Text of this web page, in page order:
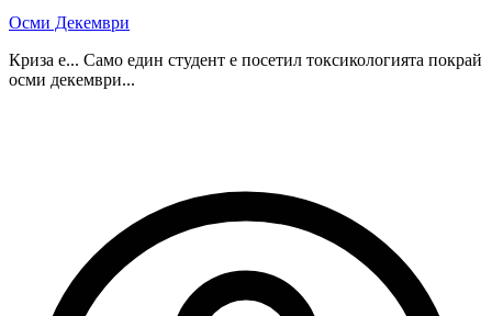
Осми Декември
Криза е... Само един студент е посетил токсикологията покрай
осми декември...